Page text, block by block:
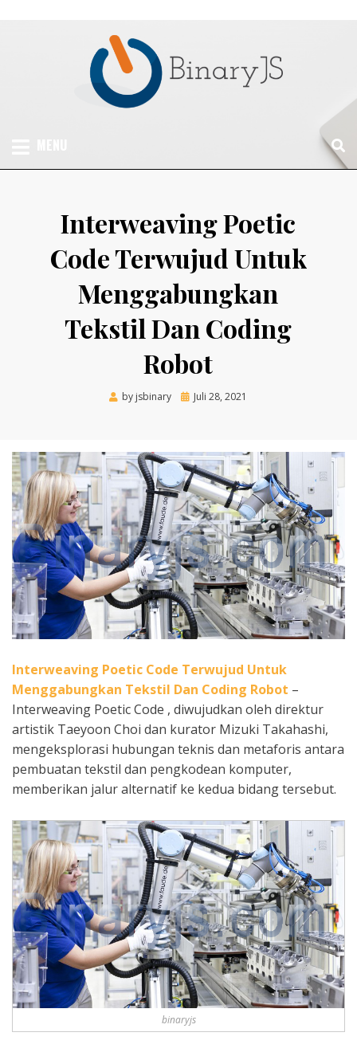
TERPERCAYA DAN
TERBARU
Interweaving Poetic
Code Terwujud Untuk
Menggabungkan
Tekstil Dan Coding
Robot
by jsbinary
Posted
Juli 28, 2021
Interweaving Poetic Code Terwujud Untuk
Menggabungkan Tekstil Dan Coding Robot –
Interweaving Poetic Code , diwujudkan oleh direktur
artistik Taeyoon Choi dan kurator Mizuki Takahashi,
mengeksplorasi hubungan teknis dan metaforis antara
pembuatan tekstil dan pengkodean komputer,
memberikan jalur alternatif ke kedua bidang tersebut.
binaryjs